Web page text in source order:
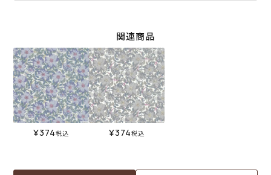
関連商品
¥374税込 ¥374税込